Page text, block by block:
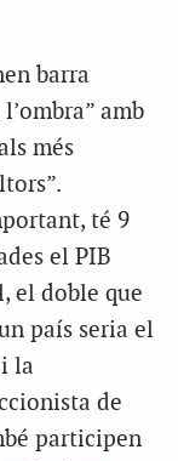
barra
amb
més
té 9
el PIB
el doble que
país seria el
la
de
participen